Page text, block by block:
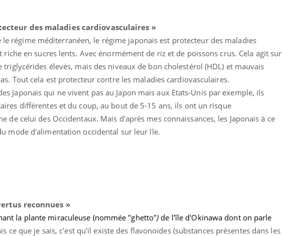
des maladies cardiovasculaires »
le régime méditerranéen, le régime japonais est protecteur des maladies
riche en sucres lents. Avec énormément de riz et de poissons crus. Cela agit sur
triglycérides élevés, mais des niveaux de bon cholestérol (HDL) et mauvais
Tout cela est protecteur contre les maladies cardiovasculaires.
Japonais qui ne vivent pas au Japon mais aux Etats-Unis par exemple, ils
différentes et du coup, au bout de 5-15 ans, ils ont un risque
de celui des Occidentaux. Mais d'après mes connaissances, les Japonais à ce
mode d'alimentation occidental sur leur île.
reconnues »
la plante miraculeuse (nommée "ghetto")de l'île d'Okinawa dont on parle
ce que je sais, c'est qu'il existe des flavonoïdes (substances présentes dans les